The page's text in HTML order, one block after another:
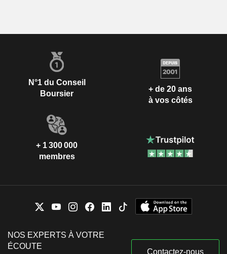
N°1 du Conseil
Boursier
+ de 20 ans
à vos côtés
+ 1 300 000
membres
NOS EXPERTS À VOTRE
ÉCOUTE
Contactez-nous